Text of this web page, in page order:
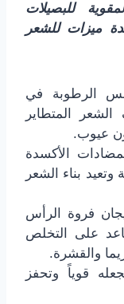
للبصيلات
ميزات للشعر
الرطوبة في
المتطاير
عيوب.
الأكسدة
وتعيد بناء الشعر
فروة الرأس
على التخلص
والقشرة.
قوياً وتحفز